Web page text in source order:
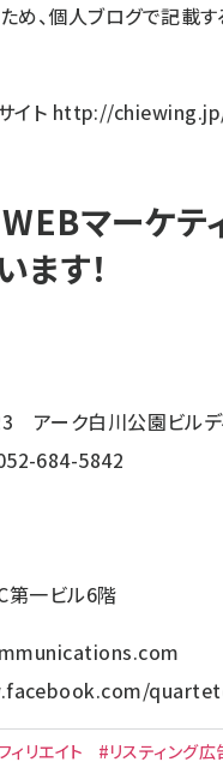
め、個人ブログで記載
イト http://
WEBマーケ
す！
アーク白川公園ビルデ
684-5842
一ビル6階
ィリエイト #リスティング広